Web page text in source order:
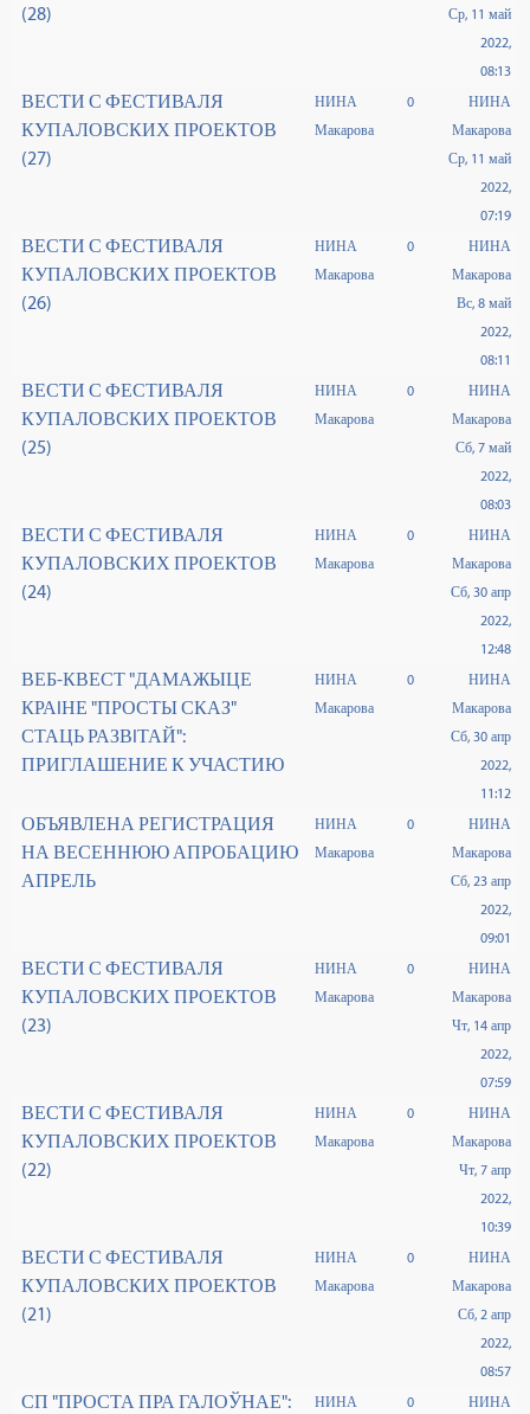
(28)
Ср, 11 май
2022,
08:13
ВЕСТИ С ФЕСТИВАЛЯ
КУПАЛОВСКИХ ПРОЕКТОВ
(27)
НИНА
Макарова
0
НИНА
Макарова
Ср, 11 май
2022,
07:19
ВЕСТИ С ФЕСТИВАЛЯ
КУПАЛОВСКИХ ПРОЕКТОВ
(26)
НИНА
Макарова
0
НИНА
Макарова
Вс, 8 май
2022,
08:11
ВЕСТИ С ФЕСТИВАЛЯ
КУПАЛОВСКИХ ПРОЕКТОВ
(25)
НИНА
Макарова
0
НИНА
Макарова
Сб, 7 май
2022,
08:03
ВЕСТИ С ФЕСТИВАЛЯ
КУПАЛОВСКИХ ПРОЕКТОВ
(24)
НИНА
Макарова
0
НИНА
Макарова
Сб, 30 апр
2022,
12:48
ВЕБ-КВЕСТ "ДАМАЖЫЦЕ
КРАIНЕ "ПРОСТЫ СКАЗ"
СТАЦЬ РАЗВIТАЙ":
ПРИГЛАШЕНИЕ К УЧАСТИЮ
НИНА
Макарова
0
НИНА
Макарова
Сб, 30 апр
2022,
11:12
ОБЪЯВЛЕНА РЕГИСТРАЦИЯ
НА ВЕСЕННЮЮ АПРОБАЦИЮ
АПРЕЛЬ
НИНА
Макарова
0
НИНА
Макарова
Сб, 23 апр
2022,
09:01
ВЕСТИ С ФЕСТИВАЛЯ
КУПАЛОВСКИХ ПРОЕКТОВ
(23)
НИНА
Макарова
0
НИНА
Макарова
Чт, 14 апр
2022,
07:59
ВЕСТИ С ФЕСТИВАЛЯ
КУПАЛОВСКИХ ПРОЕКТОВ
(22)
НИНА
Макарова
0
НИНА
Макарова
Чт, 7 апр
2022,
10:39
ВЕСТИ С ФЕСТИВАЛЯ
КУПАЛОВСКИХ ПРОЕКТОВ
(21)
НИНА
Макарова
0
НИНА
Макарова
Сб, 2 апр
2022,
08:57
СП "ПРОСТА ПРА ГАЛОЎНАЕ":
НИНА
0
НИНА